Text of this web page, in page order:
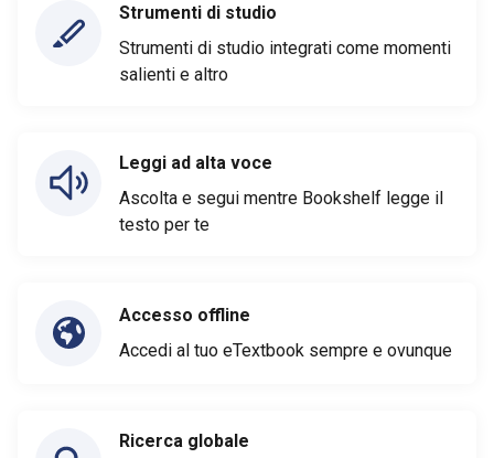
Strumenti di studio
Strumenti di studio integrati come momenti
salienti e altro
Leggi ad alta voce
Ascolta e segui mentre Bookshelf legge il
testo per te
Accesso offline
Accedi al tuo eTextbook sempre e ovunque
Ricerca globale